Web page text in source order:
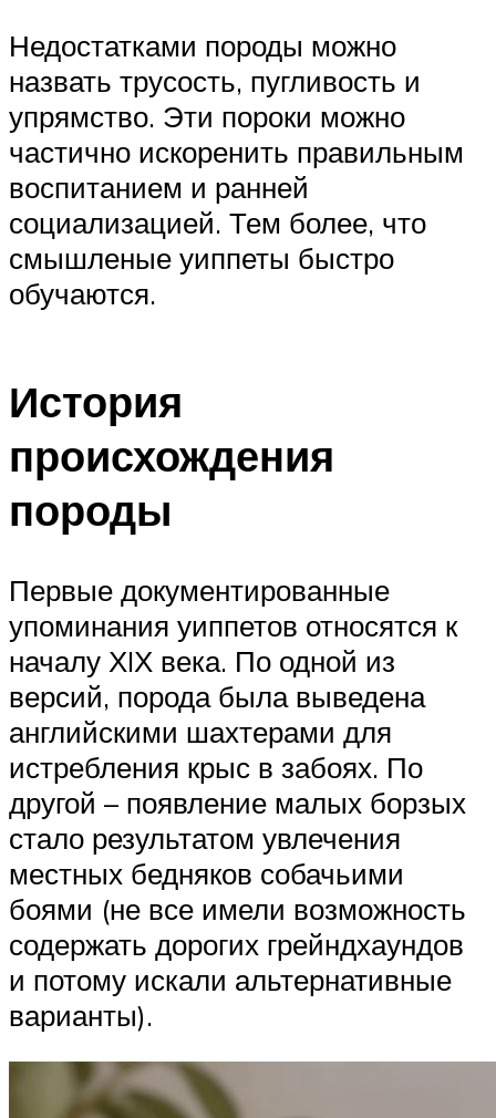
Недостатками породы можно
назвать трусость, пугливость и
упрямство. Эти пороки можно
частично искоренить правильным
воспитанием и ранней
социализацией. Тем более, что
смышленые уиппеты быстро
обучаются.
История
происхождения
породы
Первые документированные
упоминания уиппетов относятся к
началу ХIХ века. По одной из
версий, порода была выведена
английскими шахтерами для
истребления крыс в забоях. По
другой – появление малых борзых
стало результатом увлечения
местных бедняков собачьими
боями (не все имели возможность
содержать дорогих грейндхаундов
и потому искали альтернативные
варианты).